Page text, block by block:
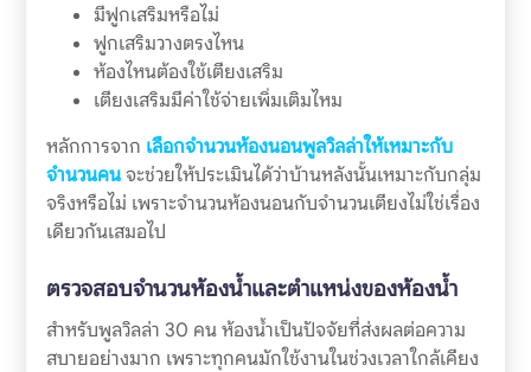
มีฟูกเสริมหรือไม่
ฟูกเสริมวางตรงไหน
ห้องไหนต้องใช้เตียงเสริม
เตียงเสริมมีค่าใช้จ่ายเพิ่มเติมไหม
หลักการจาก เลือกจำนวนห้องนอนพูลวิลล่าให้เหมาะกับ
จำนวนคนจะช่วยให้ประเมินได้ว่าบ้านหลังนั้นเหมาะกับกลุ่ม
จริงหรือไม่ เพราะจำนวนห้องนอนกับจำนวนเตียงไม่ใช่เรื่อง
เดียวกันเสมอไป
ตรวจสอบจำนวนห้องน้ำและตำแหน่งของห้องน้ำ
สำหรับพูลวิลล่า 30 คน ห้องน้ำเป็นปัจจัยที่ส่งผลต่อความ
สบายอย่างมาก เพราะทุกคนมักใช้งานในช่วงเวลาใกล้เคียง